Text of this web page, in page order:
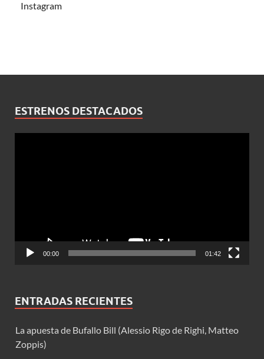
Instagram
ESTRENOS DESTACADOS
00:00 01:42
ENTRADAS RECIENTES
La apuesta de Bufallo Bill (Alessio Rigo de Righi, Matteo
Zoppis)